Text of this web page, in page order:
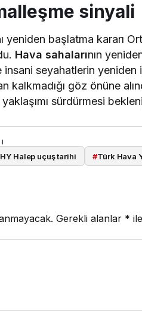
sinyali
yeniden başlatma kararı
Hava sahalarının
seyahatlerin yeniden
kalkmadığı göz önüne
sürdürmesi
Halep uçuş tarihi #Türk Hava
Gerekli alanlar *